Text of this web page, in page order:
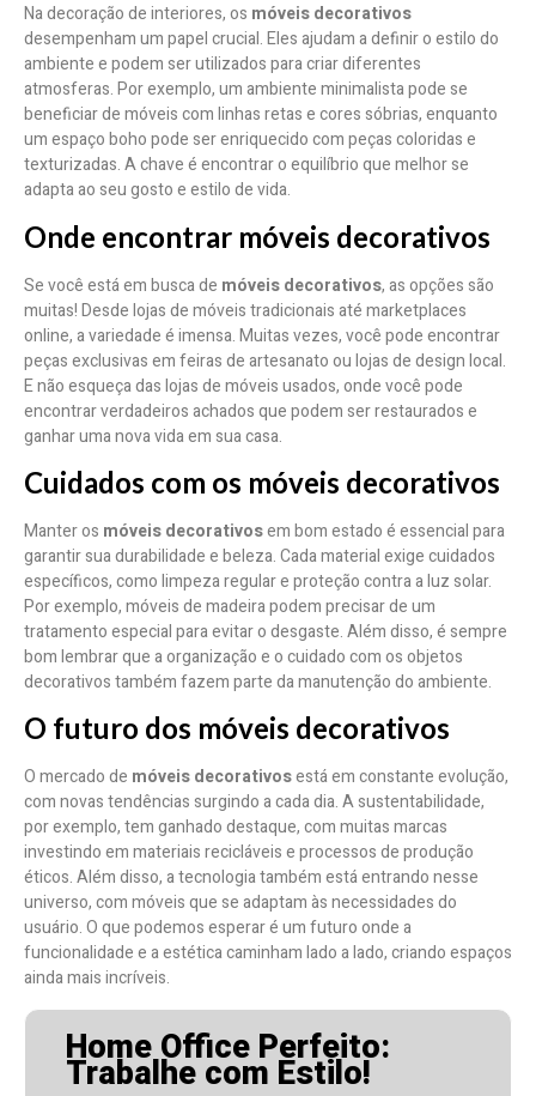
Na decoração de interiores, os móveis decorativos
desempenham um papel crucial. Eles ajudam a definir o estilo do
ambiente e podem ser utilizados para criar diferentes
atmosferas. Por exemplo, um ambiente minimalista pode se
beneficiar de móveis com linhas retas e cores sóbrias, enquanto
um espaço boho pode ser enriquecido com peças coloridas e
texturizadas. A chave é encontrar o equilíbrio que melhor se
adapta ao seu gosto e estilo de vida.
Onde encontrar móveis decorativos
Se você está em busca de móveis decorativos, as opções são
muitas! Desde lojas de móveis tradicionais até marketplaces
online, a variedade é imensa. Muitas vezes, você pode encontrar
peças exclusivas em feiras de artesanato ou lojas de design local.
E não esqueça das lojas de móveis usados, onde você pode
encontrar verdadeiros achados que podem ser restaurados e
ganhar uma nova vida em sua casa.
Cuidados com os móveis decorativos
Manter os móveis decorativosem bom estado é essencial para
garantir sua durabilidade e beleza. Cada material exige cuidados
específicos, como limpeza regular e proteção contra a luz solar.
Por exemplo, móveis de madeira podem precisar de um
tratamento especial para evitar o desgaste. Além disso, é sempre
bom lembrar que a organização e o cuidado com os objetos
decorativos também fazem parte da manutenção do ambiente.
O futuro dos móveis decorativos
O mercado de móveis decorativosestá em constante evolução,
com novas tendências surgindo a cada dia. A sustentabilidade,
por exemplo, tem ganhado destaque, com muitas marcas
investindo em materiais recicláveis e processos de produção
éticos. Além disso, a tecnologia também está entrando nesse
universo, com móveis que se adaptam às necessidades do
usuário. O que podemos esperar é um futuro onde a
funcionalidade e a estética caminham lado a lado, criando espaços
ainda mais incríveis.
Home Office Perfeito:
Trabalhe com Estilo!